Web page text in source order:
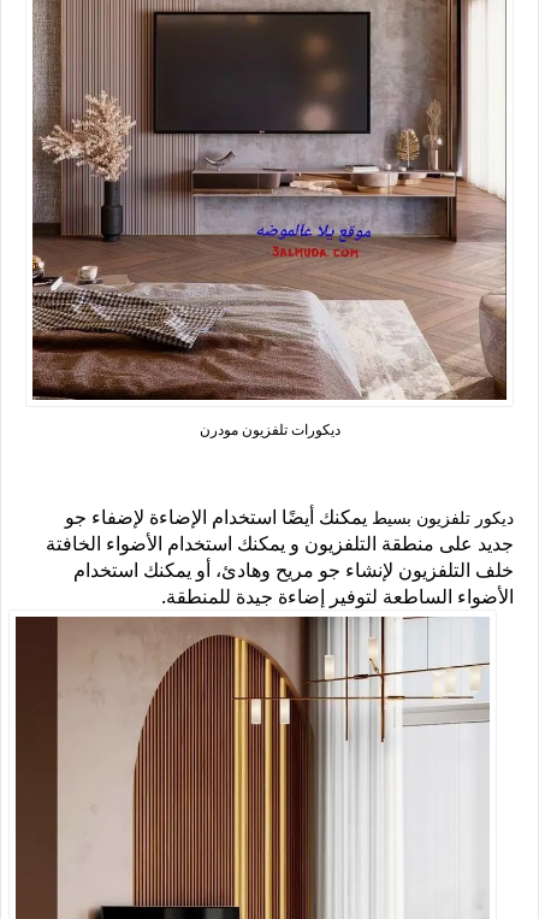
ديكورات تلفزيون مودرن
ديكور تلفزيون بسيط يمكنك أيضًا استخدام الإضاءة لإضفاء جو
جديد على منطقة التلفزيون و يمكنك استخدام الأضواء الخافتة
خلف التلفزيون لإنشاء جو مريح وهادئ، أو يمكنك استخدام
الأضواء الساطعة لتوفير إضاءة جيدة للمنطقة.